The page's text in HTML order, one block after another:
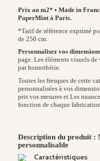
Prix au m2* • Made in
PaperMint à Paris.
*Tarif de référence exprimé
de 250 cm.
Personnalisez vos
page. Les éléments visuels de
par homothétie.
Toutes les fresques de cette
personnalisées à vos
pris vos mesures et Les
fonction de chaque fabrication.
Description du produit :
personnalisable
Caractéristiques